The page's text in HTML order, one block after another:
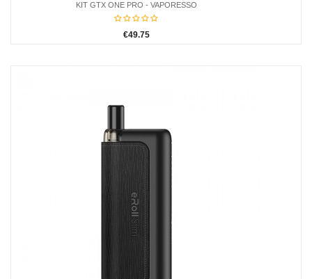
KIT GTX ONE PRO - VAPORESSO
€49.75